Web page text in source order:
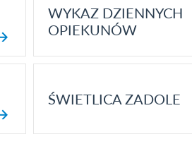
WYKAZ DZIENNYCH
OPIEKUNÓW
ŚWIETLICA ZADOLE